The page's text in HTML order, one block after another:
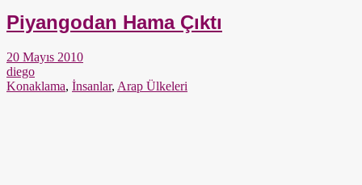
Piyangodan Hama Çıktı
20 Mayıs 2010
diego
Konaklama, İnsanlar, Arap Ülkeleri